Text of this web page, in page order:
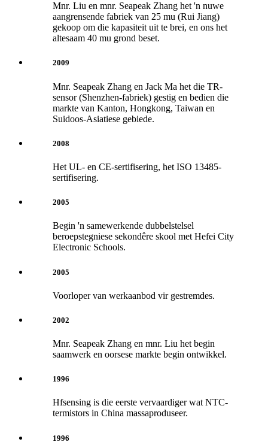
Mnr. Liu en mnr. Seapeak Zhang het 'n nuwe
aangrensende fabriek van 25 mu (Rui Jiang)
gekoop om die kapasiteit uit te brei, en ons het
altesaam 40 mu grond beset.
2009
Mnr. Seapeak Zhang en Jack Ma het die TR-
sensor (Shenzhen-fabriek) gestig en bedien die
markte van Kanton, Hongkong, Taiwan en
Suidoos-Asiatiese gebiede.
2008
Het UL- en CE-sertifisering, het ISO 13485-
sertifisering.
2005
Begin 'n samewerkende dubbelstelsel
beroepstegniese sekondêre skool met Hefei City
Electronic Schools.
2005
Voorloper van werkaanbod vir gestremdes.
2002
Mnr. Seapeak Zhang en mnr. Liu het begin
saamwerk en oorsese markte begin ontwikkel.
1996
Hfsensing is die eerste vervaardiger wat NTC-
termistors in China massaproduseer.
1996